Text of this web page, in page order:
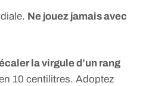
Ne jouez jamais avec
la virgule d’un rang
10 centilitres. Adoptez